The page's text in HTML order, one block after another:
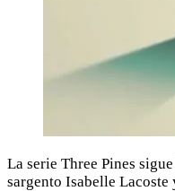
La serie Three Pines
sargento Isabelle